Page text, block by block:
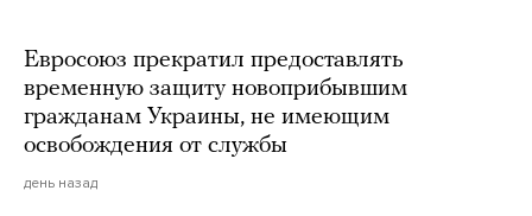
Евросоюз прекратил предоставлять
временную защиту новоприбывшим
гражданам Украины, не имеющим
освобождения от службы
день назад